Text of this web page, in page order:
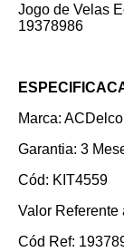
Jogo de Velas
19378986
Marca: ACDelco
Garantia: 3
Cód: KIT4559
Valor Referente
Cód Ref: